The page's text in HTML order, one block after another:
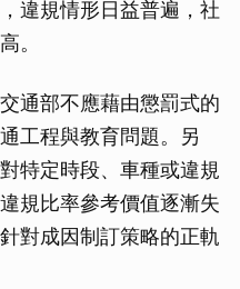
違規情形日益普遍，社
。
通部不應藉由懲罰式的
工程與教育問題。另
特定時段、車種或違規
規比率參考價值逐漸失
對成因制訂策略的正軌